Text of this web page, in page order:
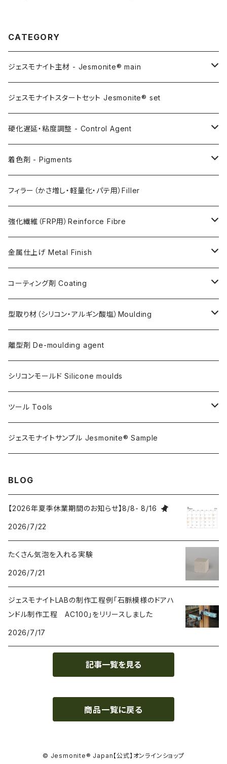
CATEGORY
ジェスモナイト主材 - Jesmonite® main
AC100
AC200
AC730
FLEX METAL
ジェスモナイトスタートセット Jesmonite® set
硬化遅延・粘度調整 - Control Agent
Retarder（硬化遅延剤）
Thixotrope for AC100（増粘・タレ止め剤）
Softener for AC730 (粘度低下剤)
着色剤 - Pigments
Jesmonite製Pigments
日本製Pigments
フィラー（かさ増し・軽量化・パテ用）Filler
強化繊維（FRP用）Reinforce Fibre
ガラス繊維 AC100用
ガラス繊維 AC730用
天然繊維 AC100/AC730共用
金属仕上げ Metal Finish
Metal Filler (AC100用金属粉)・鉄粉
Flex Metal (AC730ベースの金属粉入り主材)
金属仕上げ副資材
コーティング剤 Coating
アクリリックシーラーAC100用
AQSコートAC100用
フレキシガードシーラーAC730用
ステインプルーフコートAC100/AC730両用
型取り材（シリコン・アルギン酸塩）Moulding
シリコン
アルギン酸塩（アルジネート）
離型剤 De-moulding agent
シリコンモールド Silicone moulds
ツール Tools
攪拌ブレード Mixing blade
カップ Cup
ジェスモナイトサンプル Jesmonite® Sample
BLOG
【2026年夏季休業期間のお知らせ】8/8- 8/16
2026/7/22
たくさん気泡を入れる実験
2026/7/21
ジェスモナイトLABの制作工程例「石脈模様のドアハ
ンドル制作工程 AC100」をリリースしました
2026/7/17
記事一覧を見る
商品一覧に戻る
© Jesmonite® Japan【公式】オンラインショップ